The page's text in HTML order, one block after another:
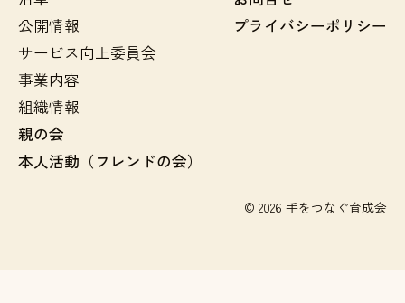
公開情報
サービス向上委員会
事業内容
組織情報
プライバシーポリシー
親の会
本人活動（フレンドの会）
© 2026 手をつなぐ育成会